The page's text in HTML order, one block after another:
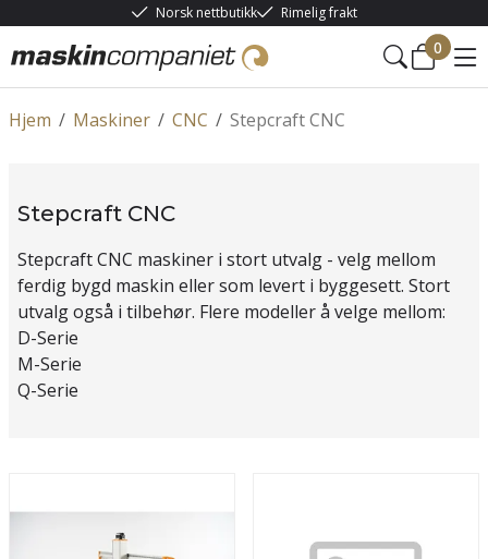
Norsk nettbutikk Rimelig frakt
0
/
Hjem /
Maskiner /
CNC Stepcraft CNC
Stepcraft CNC
Stepcraft CNC maskiner i stort utvalg - velg mellom
ferdig bygd maskin eller som levert i byggesett. Stort
utvalg også i tilbehør. Flere modeller å velge mellom:
D-Serie
M-Serie
Q-Serie